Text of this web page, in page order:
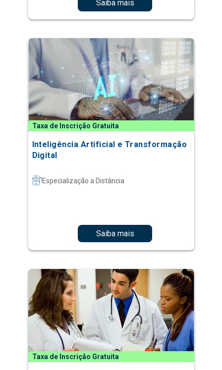
Saiba mais
Taxa de Inscrição Gratuita
Inteligência Artificial e Transformação
Digital
Especialização a Distância
Saiba mais
Taxa de Inscrição Gratuita